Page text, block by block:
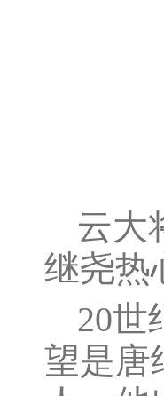
云大
继尧热
20世
望是唐